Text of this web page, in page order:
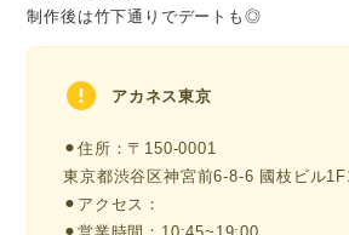
制作後は竹下通りでデートも◎
アカネス東京
⚫︎住所：〒150-0001
東京都渋谷区神宮前6-8-6 國枝ビル
⚫︎アクセス：